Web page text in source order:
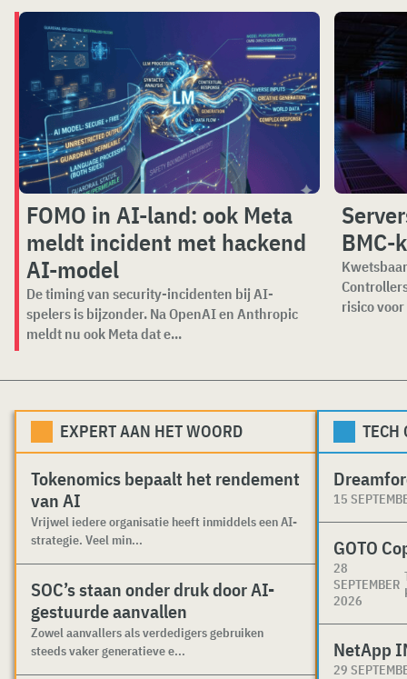
FOMO in AI-land: ook Meta
meldt incident met hackend
AI-model
De timing van security-incidenten bij AI-
spelers is bijzonder. Na OpenAI en Anthropic
meldt nu ook Meta dat e...
BMC-
risico
EXPERT AAN HET WOORD
Tokenomics bepaalt het rendement
van AI
Vrijwel iedere organisatie heeft inmiddels een AI-
strategie. Veel min...
SOC’s staan onder druk door AI-
gestuurde aanvallen
Zowel aanvallers als verdedigers gebruiken
steeds vaker generatieve e...
TECH
15
GOTO
28
SEPTEMBER
2026
NetApp
29